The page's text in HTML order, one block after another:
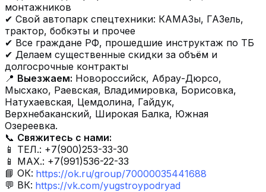
монтажников
✔ Свой автопарк спецтехники: КАМАЗы, ГАЗель,
трактор, бобкэты и прочее
✔ Все граждане РФ, прошедшие инструктаж по ТБ
✔ Делаем существенные скидки за объём и
долгосрочные контракты
📍 Выезжаем: Новороссийск, Абрау-Дюрсо,
Мысхако, Раевская, Владимировка, Борисовка,
Натухаевская, Цемдолина, Гайдук,
Верхнебаканский, Широкая Балка, Южная
Озереевка.
📞 Свяжитесь с нами:
📱 ТЕЛ.: +7(900)253-33-30
📱 МАХ.: +7(991)536-22-33
📘 ОК: https://ok.ru/group/70000035441688
💬 ВК: https://vk.com/yugstroypodryad